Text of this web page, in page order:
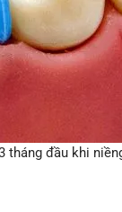
tháng đầu khi